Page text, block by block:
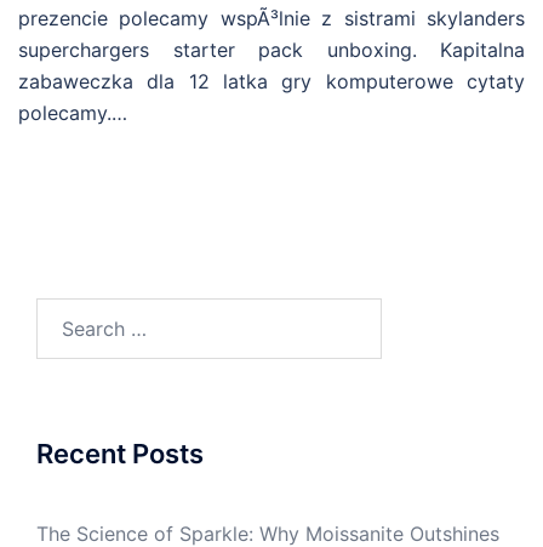
prezencie polecamy wspÃ³lnie z sistrami skylanders
superchargers starter pack unboxing. Kapitalna
zabaweczka dla 12 latka gry komputerowe cytaty
polecamy.…
Recent Posts
The Science of Sparkle: Why Moissanite Outshines